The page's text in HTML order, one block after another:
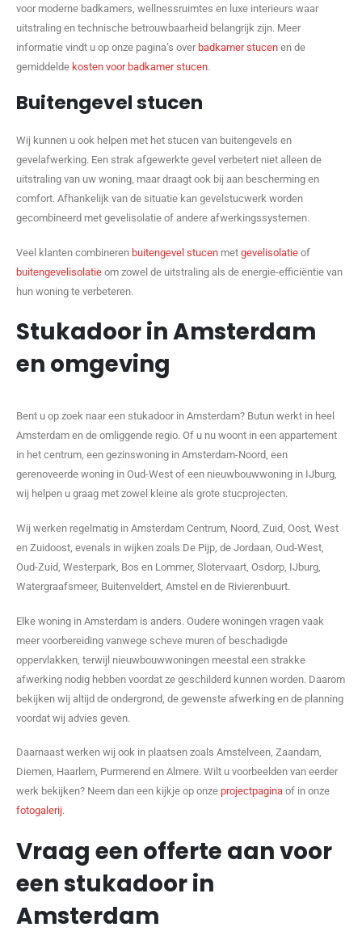
voor moderne badkamers, wellnessruimtes en luxe interieurs waar
uitstraling en technische betrouwbaarheid belangrijk zijn. Meer
informatie vindt u op onze pagina’s over badkamer stucen en de
gemiddelde kosten voor badkamer stucen.
Buitengevel stucen
Wij kunnen u ook helpen met het stucen van buitengevels en
gevelafwerking. Een strak afgewerkte gevel verbetert niet alleen de
uitstraling van uw woning, maar draagt ook bij aan bescherming en
comfort. Afhankelijk van de situatie kan gevelstucwerk worden
gecombineerd met gevelisolatie of andere afwerkingssystemen.
Veel klanten combineren buitengevel stucen met gevelisolatie of
buitengevelisolatie om zowel de uitstraling als de energie-efficiëntie van
hun woning te verbeteren.
Stukadoor in Amsterdam
en omgeving
Bent u op zoek naar een stukadoor in Amsterdam? Butun werkt in heel
Amsterdam en de omliggende regio. Of u nu woont in een appartement
in het centrum, een gezinswoning in Amsterdam-Noord, een
gerenoveerde woning in Oud-West of een nieuwbouwwoning in IJburg,
wij helpen u graag met zowel kleine als grote stucprojecten.
Wij werken regelmatig in Amsterdam Centrum, Noord, Zuid, Oost, West
en Zuidoost, evenals in wijken zoals De Pijp, de Jordaan, Oud-West,
Oud-Zuid, Westerpark, Bos en Lommer, Slotervaart, Osdorp, IJburg,
Watergraafsmeer, Buitenveldert, Amstel en de Rivierenbuurt.
Elke woning in Amsterdam is anders. Oudere woningen vragen vaak
meer voorbereiding vanwege scheve muren of beschadigde
oppervlakken, terwijl nieuwbouwwoningen meestal een strakke
afwerking nodig hebben voordat ze geschilderd kunnen worden. Daarom
bekijken wij altijd de ondergrond, de gewenste afwerking en de planning
voordat wij advies geven.
Daarnaast werken wij ook in plaatsen zoals Amstelveen, Zaandam,
Diemen, Haarlem, Purmerend en Almere. Wilt u voorbeelden van eerder
werk bekijken? Neem dan een kijkje op onze projectpagina of in onze
fotogalerij.
Vraag een offerte aan voor
een stukadoor in
Amsterdam